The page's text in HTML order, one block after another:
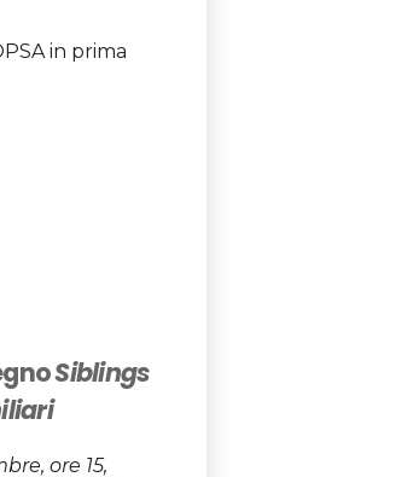
in prima
Siblings
ore 15,